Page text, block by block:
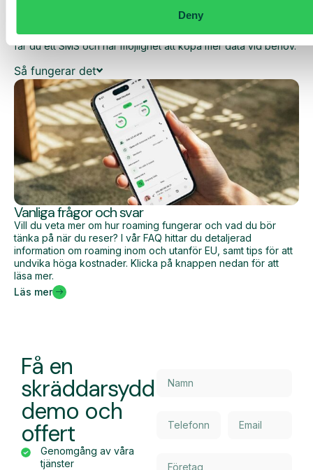
Deny
Den dagliga begränsningen har en viss mängd data till ett
förutbestämt maxpris. När du har förbrukat den datamängden
får du ett SMS och har möjlighet att köpa mer data vid behov.
Så fungerar det
Vanliga frågor och svar
Vill du veta mer om hur roaming fungerar och vad du bör
tänka på när du reser? I vår FAQ hittar du detaljerad
information om roaming inom och utanför EU, samt tips för att
undvika höga kostnader. Klicka på knappen nedan för att
läsa mer.
Läs mer
Få en
skräddarsydd
demo och
offert
Genomgång av våra
tjänster